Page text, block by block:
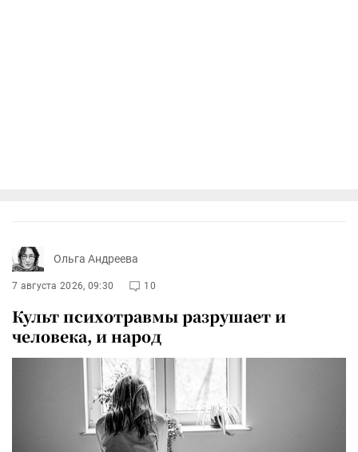
Ольга Андреева
7 августа 2026, 09:30 10
Культ психотравмы разрушает и
человека, и народ